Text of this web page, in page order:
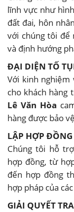
lĩnh vực như
đất đai, hôn
với chúng tôi để
và định hướng
ĐẠI DIỆN TỐ
Với kinh nghiệm
cho khách hàng
Lê Văn Hòa
hàng được bảo
LẬP HỢP ĐỒNG
Chúng tôi hỗ
hợp đồng, từ
đến hợp đồng
hợp pháp của
GIẢI QUYẾT